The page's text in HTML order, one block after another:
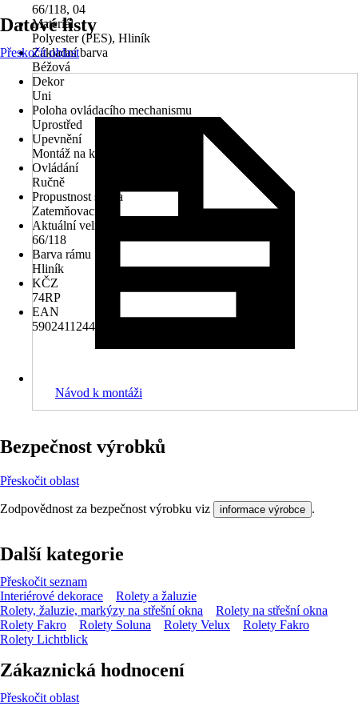
66/118, 04
Materiál
Polyester (PES), Hliník
Základní barva
Béžová
Dekor
Uni
Poloha ovládacího mechanismu
Uprostřed
Upevnění
Montáž na křídlo
Ovládání
Ručně
Propustnost světla
Zatemňovací
Aktuální velikost okna
66/118
Barva rámu
Hliník
KČZ
74RP
EAN
5902411244040
Datové listy
Přeskočit oblast
Návod k montáži
Bezpečnost výrobků
Přeskočit oblast
Zodpovědnost za bezpečnost výrobku viz informace výrobce .
Další kategorie
Přeskočit seznam
Interiérové dekorace
Rolety a žaluzie
Rolety, žaluzie, markýzy na střešní okna
Rolety na střešní okna
Rolety Fakro
Rolety Soluna Rolety Velux
Rolety Fakro
Rolety Lichtblick
Zákaznická hodnocení
Přeskočit oblast